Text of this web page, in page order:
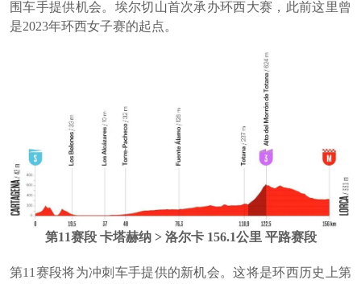
围车手提供机会。埃尔切山首次承办环西大赛，此前这里曾
是2023年环西女子赛的起点。
第11赛段 卡塔赫纳 > 洛尔卡 156.1公里 平路赛段
第11赛段将为冲刺车手提供的新机会。这将是环西历史上第